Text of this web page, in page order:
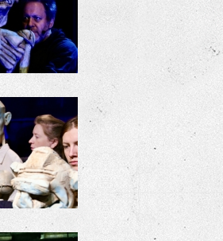
ODYSSEE
ODYSSEE